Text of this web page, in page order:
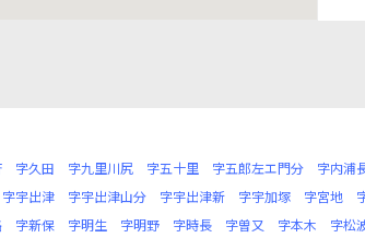
字久田 字九里川尻 字五十里 字五郎左エ門分 字内浦
字宇出津 字宇出津山分 字宇出津新 字宇加塚 字宮地
字新保 字明生 字明野 字時長 字曽又 字本木 字松